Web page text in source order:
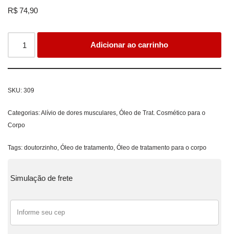
R$ 74,90
Adicionar ao carrinho
SKU: 309
Categorias:Alívio de dores musculares, Óleo de Trat. Cosmético para o
Corpo
Tags: doutorzinho, Óleo de tratamento, Óleo de tratamento para o corpo
Simulação de frete